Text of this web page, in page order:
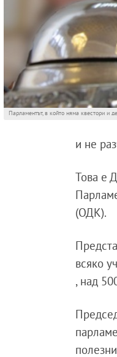
Парламентът, в който няма квестори и
и не
Това е
(ОДК).
всяко
, над